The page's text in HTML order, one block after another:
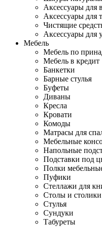
Аксессуары для
Аксессуары для
Чистящие
Аксессуары для
Мебель
Мебель по
Мебель в кредит
Банкетки
Барные стулья
Буфеты
Диваны
Кресла
Кровати
Комоды
Матрасы для
Мебельные
Напольные
Подставки под
Полки
Пуфики
Стеллажи для
Столы и столики
Стулья
Сундуки
Табуреты